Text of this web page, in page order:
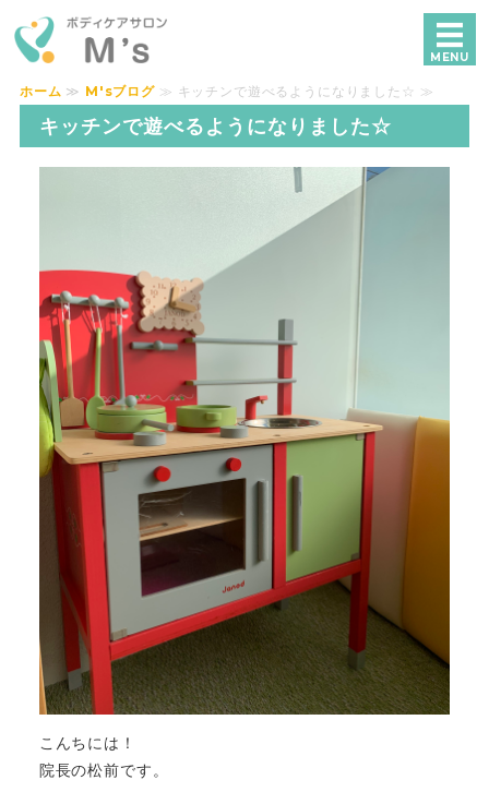
ボディケアサロンM's｜横浜で独自技術
MENU
ホーム
ご予約・お問い合わせ
ホーム ≫ M'sブログ ≫ キッチンで遊べるようになりました☆ ≫
キッチンで遊べるようになりました☆
こんちには！
院長の松前です。